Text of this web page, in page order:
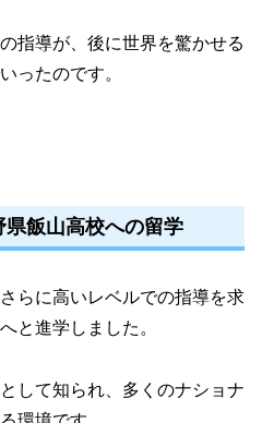
指導が、後に世界を驚かせる
ったのです。
飯山高校への留学
らに高いレベルでの指導を求
と進学しました。
して知られ、多くのナショナ